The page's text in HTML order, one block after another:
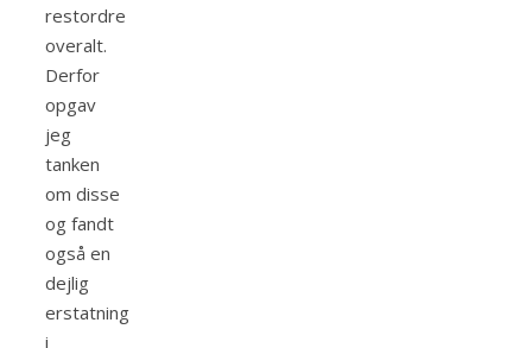
restordre
overalt.
Derfor
opgav
jeg
tanken
om disse
og fandt
også en
dejlig
erstatning
i